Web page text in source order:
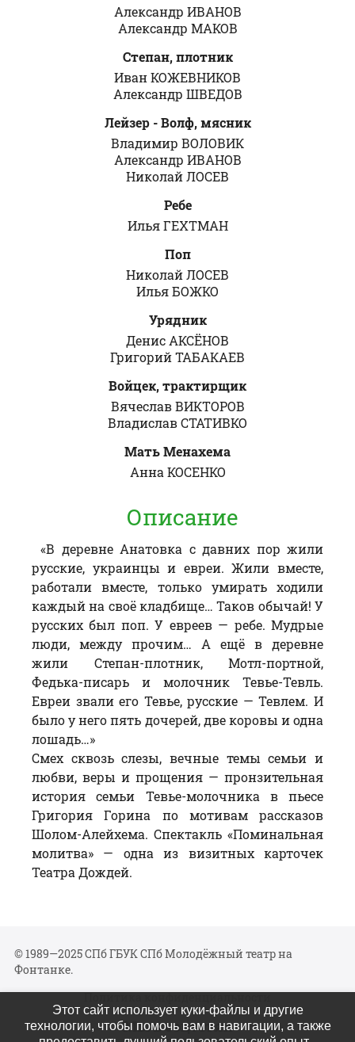
Александр ИВАНОВ
Александр МАКОВ
Степан, плотник
Иван КОЖЕВНИКОВ
Александр ШВЕДОВ
Лейзер - Волф, мясник
Владимир ВОЛОВИК
Александр ИВАНОВ
Николай ЛОСЕВ
Ребе
Илья ГЕХТМАН
Поп
Николай ЛОСЕВ
Илья БОЖКО
Урядник
Денис АКСЁНОВ
Григорий ТАБАКАЕВ
Войцек, трактирщик
Вячеслав ВИКТОРОВ
Владислав СТАТИВКО
Мать Менахема
Анна КОСЕНКО
Описание
«В деревне Анатовка с давних пор жили
русские, украинцы и евреи. Жили вместе,
работали вместе, только умирать ходили
каждый на своё кладбище… Таков обычай! У
русских был поп. У евреев — ребе. Мудрые
люди, между прочим… А ещё в деревне
жили Степан-плотник, Мотл-портной,
Федька-писарь и молочник Тевье-Тевль.
Евреи звали его Тевье, русские — Тевлем. И
было у него пять дочерей, две коровы и одна
лошадь…»
Смех сквозь слезы, вечные темы семьи и
любви, веры и прощения — пронзительная
история семьи Тевье-молочника в пьесе
Григория Горина по мотивам рассказов
Шолом-Алейхема. Спектакль «Поминальная
молитва» — одна из визитных карточек
Театра Дождей.
© 1989—2025 СПб ГБУК СПб Молодёжный театр на
Фонтанке.
Политика конфиденциальности
Мы в соцсетях
Этот сайт использует куки-файлы и другие
технологии, чтобы помочь вам в навигации, а также